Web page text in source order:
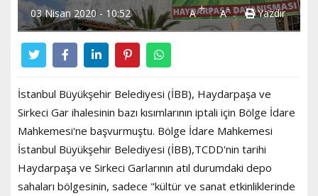
03 Nisan 2020 - 10:52 A+ A- Yazdır
İstanbul Büyükşehir Belediyesi (İBB), Haydarpaşa ve
Sirkeci Gar ihalesinin bazı kısımlarının iptali için Bölge İdare
Mahkemesi'ne başvurmuştu. Bölge İdare Mahkemesi
İstanbul Büyükşehir Belediyesi (İBB),TCDD'nin tarihi
Haydarpaşa ve Sirkeci Garlarının atıl durumdaki depo
sahaları bölgesinin, sadece "kültür ve sanat etkinliklerinde